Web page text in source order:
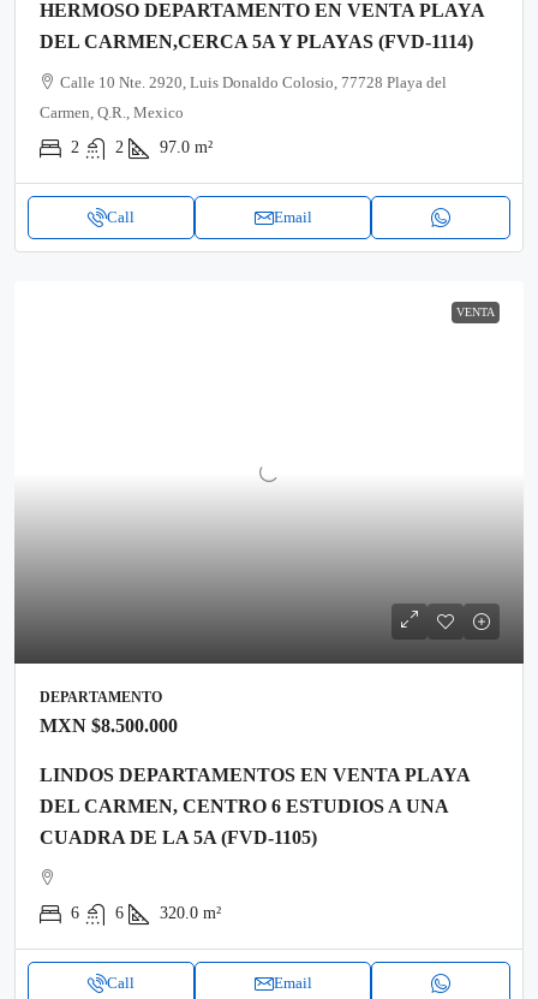
HERMOSO DEPARTAMENTO EN VENTA PLAYA
DEL CARMEN,CERCA 5A Y PLAYAS (FVD-1114)
Calle 10 Nte. 2920, Luis Donaldo Colosio, 77728 Playa del
Carmen, Q.R., Mexico
2
2 97.0 m²
Call Email
VENTA
DEPARTAMENTO
MXN $8.500.000
LINDOS DEPARTAMENTOS EN VENTA PLAYA
DEL CARMEN, CENTRO 6 ESTUDIOS A UNA
CUADRA DE LA 5A (FVD-1105)
6 6 320.0 m²
Call Email